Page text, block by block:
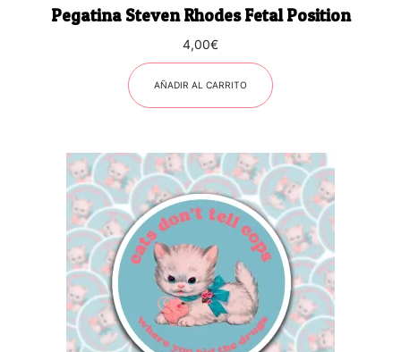
Pegatina Steven Rhodes Fetal Position
4,00€
AÑADIR AL CARRITO